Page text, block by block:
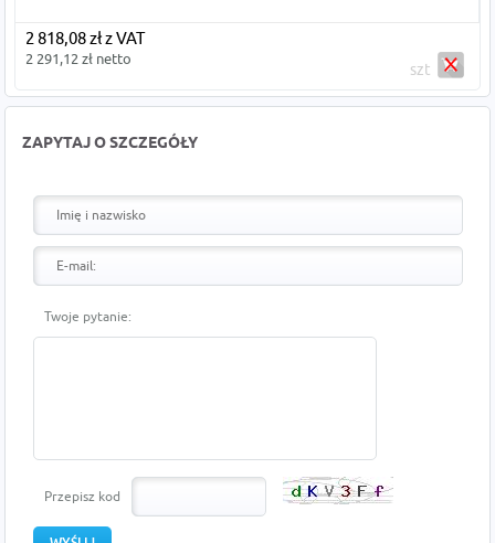
2 818,08 zł z VAT
2 291,12 zł netto
szt
ZAPYTAJ O SZCZEGÓŁY
Twoje pytanie:
Przepisz kod